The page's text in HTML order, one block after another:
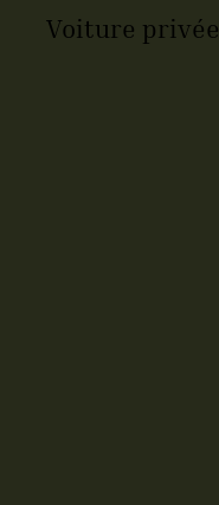
Voiture privée